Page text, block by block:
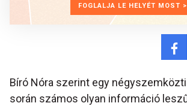
FOGLALJA LE HELYÉT MOST
Bíró Nóra szerint egy
során számos olyan információ